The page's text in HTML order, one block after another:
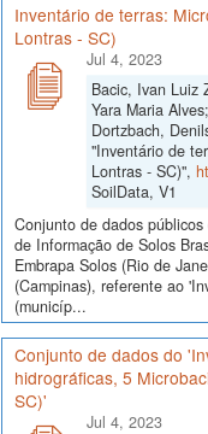
Inventário de terras:
Lontras - SC)
Jul 4, 2023
Bacic, Ivan Luiz
Yara Maria
Dortzbach,
"Inventário de
Lontras - SC)",
SoilData, V1
Conjunto de dados
de Informação de Solos
Embrapa Solos (Rio de
(Campinas), referente ao
(municíp...
Conjunto de dados do
hidrográficas, 5
SC)'
Jul 4, 2023